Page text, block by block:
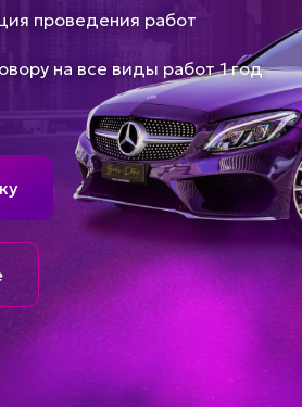
проведения работ
на все виды работ 1 год